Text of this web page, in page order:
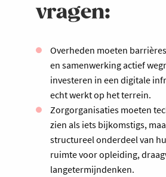
vragen:
Overheden moeten
en samenwerking actief
investeren in een digitale
echt werkt op het terrein.
Zorgorganisaties moeten
zien als iets bijkomstigs,
structureel onderdeel van
ruimte voor opleiding,
langetermijndenken.